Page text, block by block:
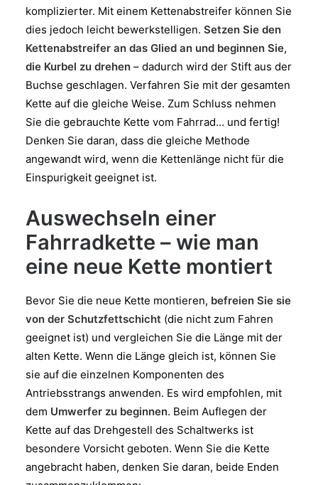
komplizierter. Mit einem Kettenabstreifer können Sie
dies jedoch leicht bewerkstelligen. Setzen Sie den
Kettenabstreifer an das Glied an und beginnen Sie,
die Kurbel zu drehen – dadurch wird der Stift aus der
Buchse geschlagen. Verfahren Sie mit der gesamten
Kette auf die gleiche Weise. Zum Schluss nehmen
Sie die gebrauchte Kette vom Fahrrad… und fertig!
Denken Sie daran, dass die gleiche Methode
angewandt wird, wenn die Kettenlänge nicht für die
Einspurigkeit geeignet ist.
Auswechseln einer
Fahrradkette – wie man
eine neue Kette montiert
Bevor Sie die neue Kette montieren, befreien Sie sie
von der Schutzfettschicht (die nicht zum Fahren
geeignet ist) und vergleichen Sie die Länge mit der
alten Kette. Wenn die Länge gleich ist, können Sie
sie auf die einzelnen Komponenten des
Antriebsstrangs anwenden. Es wird empfohlen, mit
dem Umwerfer zu beginnen. Beim Auflegen der
Kette auf das Drehgestell des Schaltwerks ist
besondere Vorsicht geboten. Wenn Sie die Kette
angebracht haben, denken Sie daran, beide Enden